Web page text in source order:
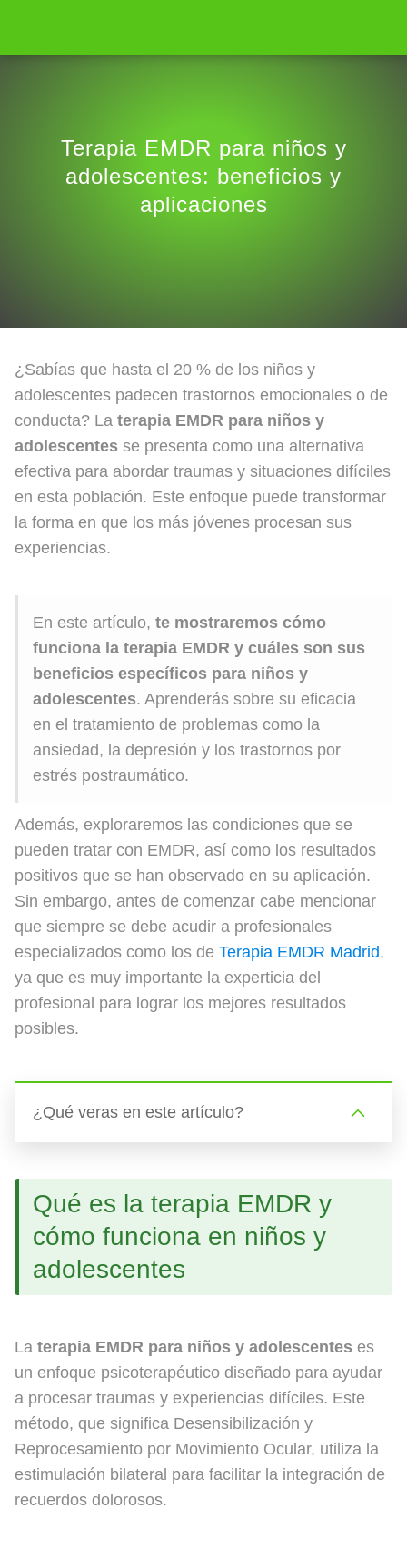
Terapia EMDR para niños y
adolescentes: beneficios y
aplicaciones
¿Sabías que hasta el 20 % de los niños y
adolescentes padecen trastornos emocionales o de
conducta? La terapia EMDR para niños y
adolescentes se presenta como una alternativa
efectiva para abordar traumas y situaciones difíciles
en esta población. Este enfoque puede transformar
la forma en que los más jóvenes procesan sus
experiencias.
En este artículo, te mostraremos cómo
funciona la terapia EMDR y cuáles son sus
beneficios específicos para niños y
adolescentes. Aprenderás sobre su eficacia
en el tratamiento de problemas como la
ansiedad, la depresión y los trastornos por
estrés postraumático.
Además, exploraremos las condiciones que se
pueden tratar con EMDR, así como los resultados
positivos que se han observado en su aplicación.
Sin embargo, antes de comenzar cabe mencionar
que siempre se debe acudir a profesionales
especializados como los de Terapia EMDR Madrid,
ya que es muy importante la experticia del
profesional para lograr los mejores resultados
posibles.
¿Qué veras en este artículo?
Qué es la terapia EMDR y
cómo funciona en niños y
adolescentes
La terapia EMDR para niños y adolescentes es
un enfoque psicoterapéutico diseñado para ayudar
a procesar traumas y experiencias difíciles. Este
método, que significa Desensibilización y
Reprocesamiento por Movimiento Ocular, utiliza la
estimulación bilateral para facilitar la integración de
recuerdos dolorosos.